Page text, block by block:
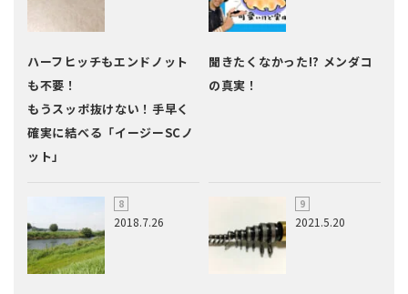
ハーフヒッチもエンドノット
も不要！
もうスッポ抜けない！手早く
確実に結べる「イージーSCノ
ット」
聞きたくなかった!? メンダコ
の真実！
2018.7.26 2021.5.20